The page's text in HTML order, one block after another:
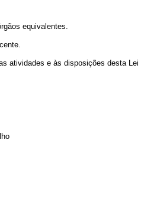
equivalentes.
atividades e às disposições desta